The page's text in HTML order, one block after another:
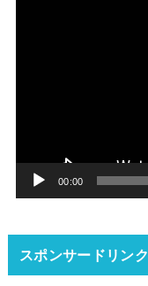
00:00
スポンサードリンク